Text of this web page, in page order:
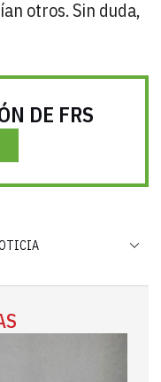
otros. Sin duda,
DE FRS